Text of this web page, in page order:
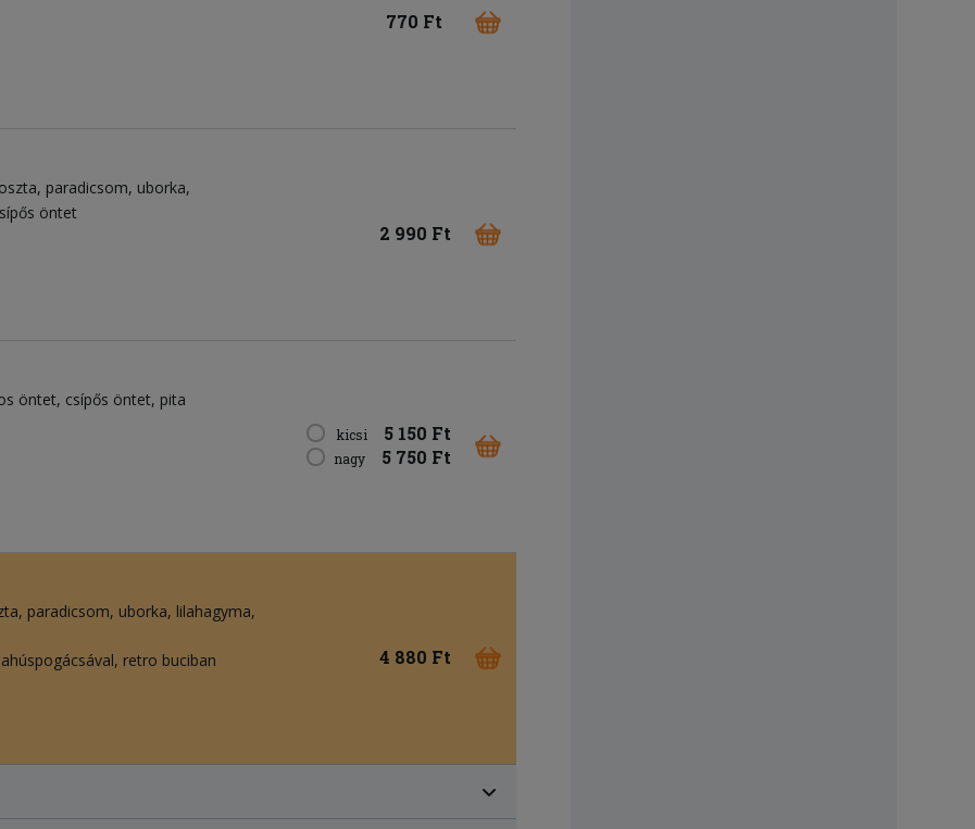
770 Ft
paradicsom uborka
öntet
2 990 Ft
öntet csípős öntet pita
kicsi 5 150 Ft
nagy 5 750 Ft
paradicsom uborka lilahagyma
retro buciban
4 880 Ft